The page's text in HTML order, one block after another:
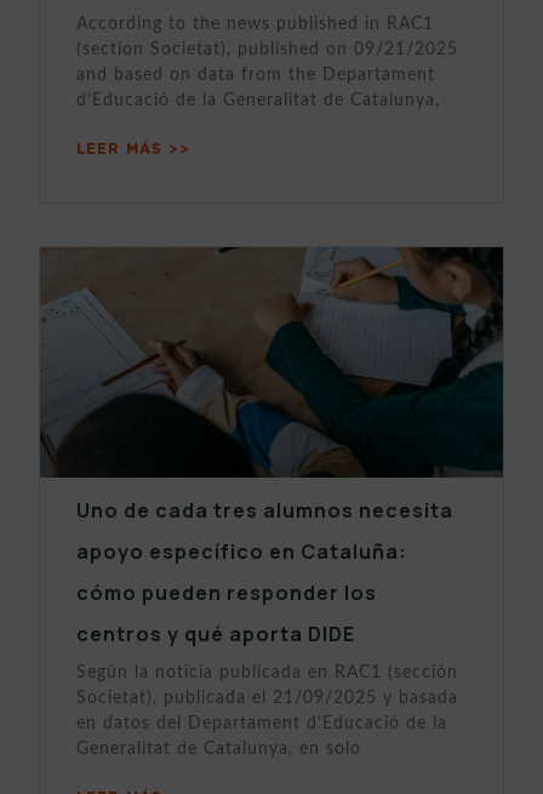
According to the news published in RAC1
(section Societat), published on 09/21/2025
and based on data from the Departament
d’Educació de la Generalitat de Catalunya,
LEER MÁS >>
Uno de cada tres alumnos necesita
apoyo específico en Cataluña:
cómo pueden responder los
centros y qué aporta DIDE
Según la noticia publicada en RAC1 (sección
Societat), publicada el 21/09/2025 y basada
en datos del Departament d’Educació de la
Generalitat de Catalunya, en solo